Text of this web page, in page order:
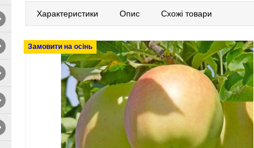
Характеристики Опис Схожі товари
Замовити на осінь